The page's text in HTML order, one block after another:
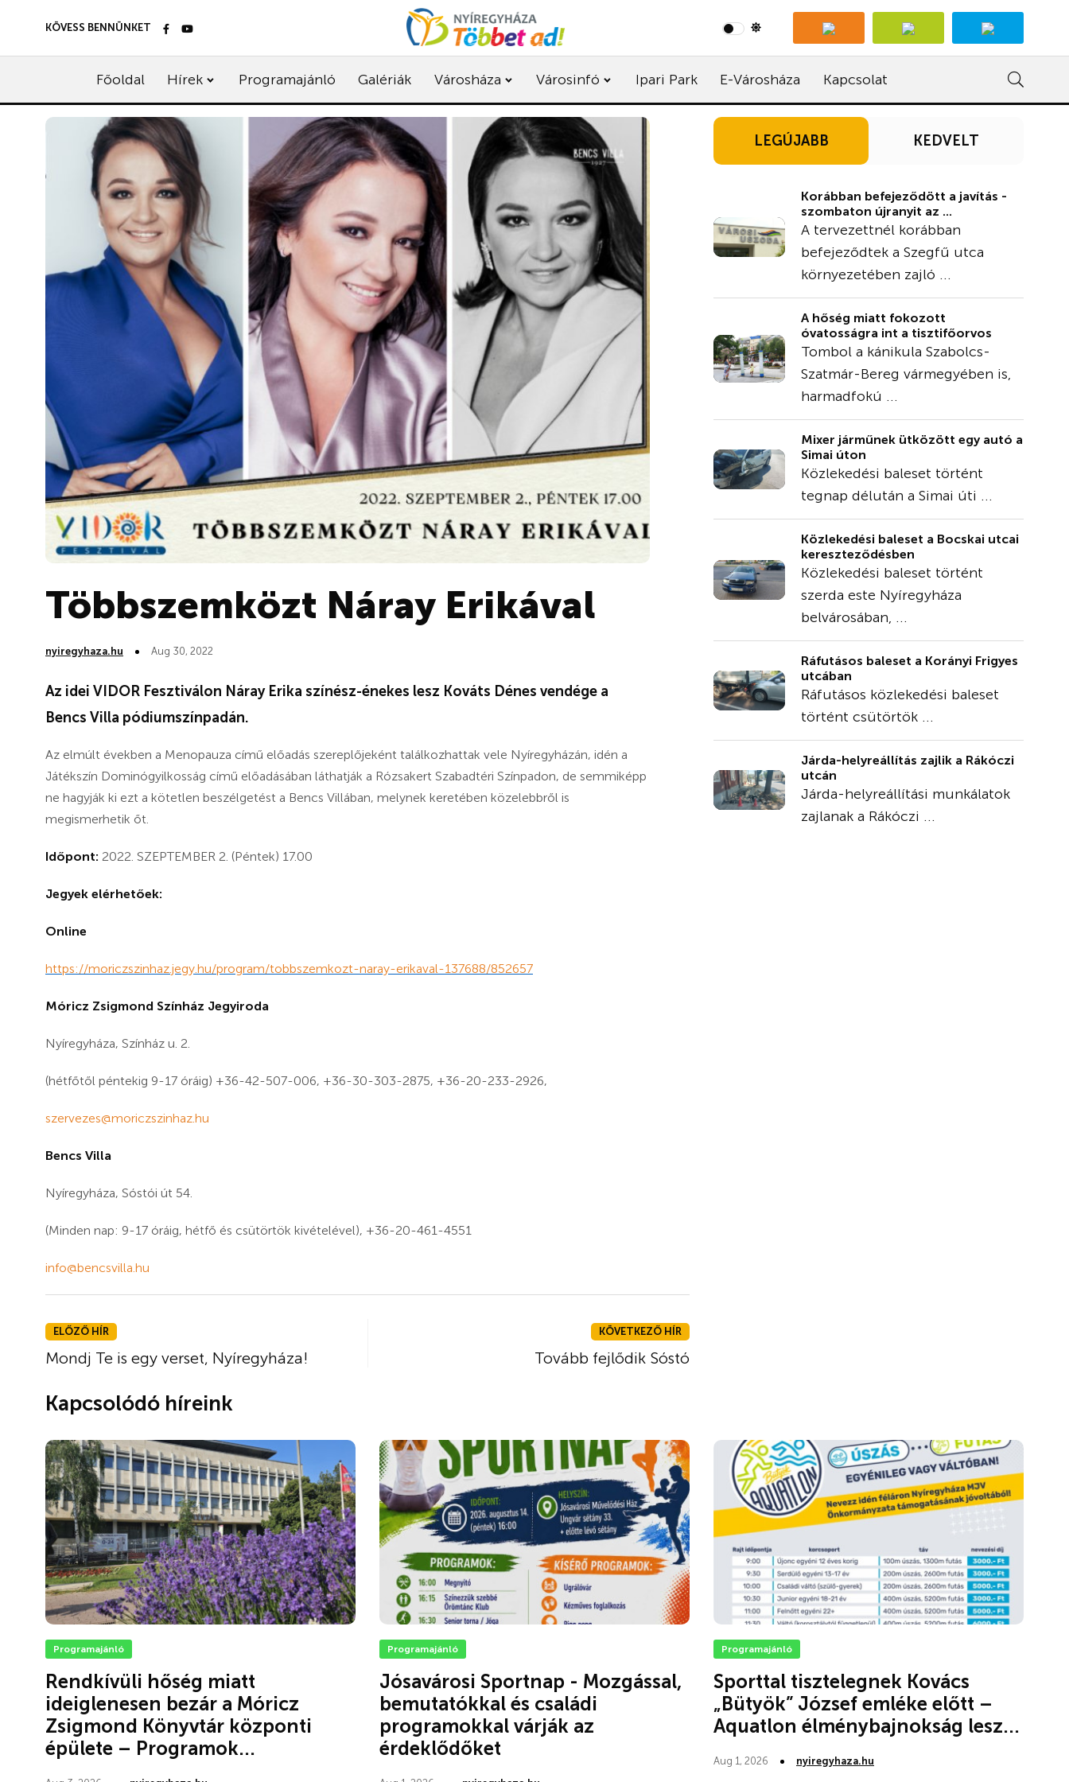
KÖVESS BENNÜNKET
Főoldal Hírek Programajánló Galériák Városháza Városinfó Ipari Park E-Városháza Kapcsolat
Többszemközt Náray Erikával
nyiregyhaza.hu Aug 30, 2022
Az idei VIDOR Fesztiválon Náray Erika színész-énekes lesz Kováts Dénes vendége a
Bencs Villa pódiumszínpadán.
Az elmúlt években a Menopauza című előadás szereplőjeként találkozhattak vele Nyíregyházán, idén a
Játékszín Dominógyilkosság című előadásában láthatják a Rózsakert Szabadtéri Színpadon, de semmiképp
ne hagyják ki ezt a kötetlen beszélgetést a Bencs Villában, melynek keretében közelebbről is
megismerhetik őt.
Időpont: 2022. SZEPTEMBER 2. (Péntek) 17.00
Jegyek elérhetőek:
Online
https://moriczszinhaz.jegy.hu/program/tobbszemkozt-naray-erikaval-137688/852657
Móricz Zsigmond Színház Jegyiroda
Nyíregyháza, Színház u. 2.
(hétfőtől péntekig 9-17 óráig) +36-42-507-006, +36-30-303-2875, +36-20-233-2926,
szervezes@moriczszinhaz.hu
Bencs Villa
Nyíregyháza, Sóstói út 54.
(Minden nap: 9-17 óráig, hétfő és csütörtök kivételével), +36-20-461-4551
info@bencsvilla.hu
ELŐZŐ HÍR
Mondj Te is egy verset, Nyíregyháza!
KÖVETKEZŐ HÍR
Tovább fejlődik Sóstó
LEGÚJABB KEDVELT
Korábban befejeződött a javítás -
szombaton újranyit az ...
A tervezettnél korábban
befejeződtek a Szegfű utca
környezetében zajló ...
A hőség miatt fokozott
óvatosságra int a tisztifőorvos
Tombol a kánikula Szabolcs-
Szatmár-Bereg vármegyében is,
harmadfokú ...
Mixer járműnek ütközött egy autó a
Simai úton
Közlekedési baleset történt
tegnap délután a Simai úti ...
Közlekedési baleset a Bocskai utcai
kereszteződésben
Közlekedési baleset történt
szerda este Nyíregyháza
belvárosában, ...
Ráfutásos baleset a Korányi Frigyes
utcában
Ráfutásos közlekedési baleset
történt csütörtök ...
Járda-helyreállítás zajlik a Rákóczi
utcán
Járda-helyreállítási munkálatok
zajlanak a Rákóczi ...
Kapcsolódó híreink
Programajánló
Rendkívüli hőség miatt
ideiglenesen bezár a Móricz
Zsigmond Könyvtár központi
épülete – Programok...
Programajánló
Jósavárosi Sportnap - Mozgással,
bemutatókkal és családi
programokkal várják az
érdeklődőket
Programajánló
Sporttal tisztelegnek Kovács
„Bütyök” József emléke előtt –
Aquatlon élménybajnokság lesz...
Aug 1, 2026 nyiregyhaza.hu